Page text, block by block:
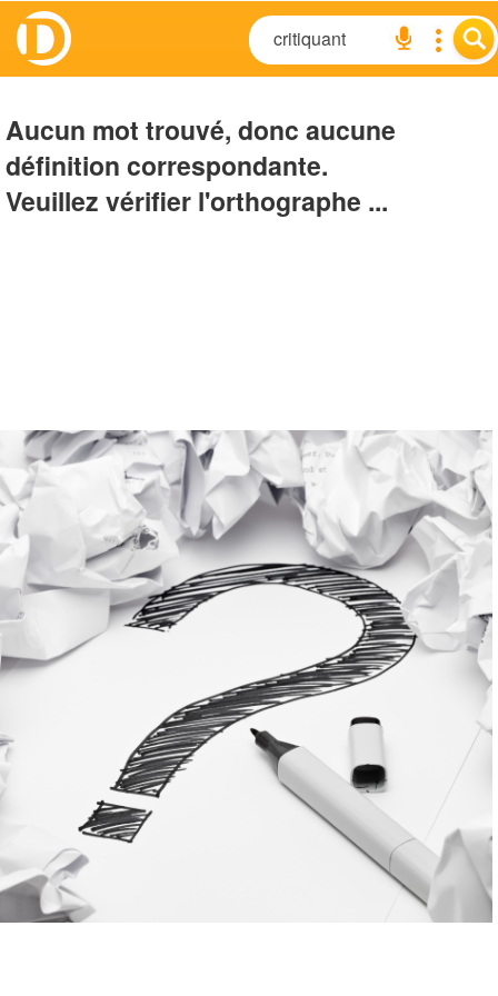
Aucun mot trouvé, donc aucune
définition correspondante.
Veuillez vérifier l'orthographe ...